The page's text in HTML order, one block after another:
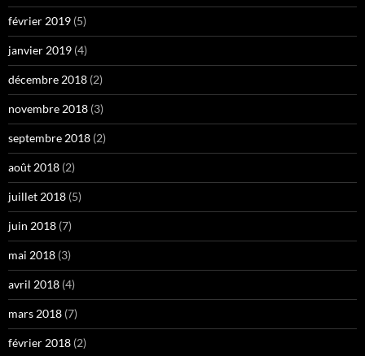
février 2019 (5)
janvier 2019 (4)
décembre 2018 (2)
novembre 2018 (3)
septembre 2018 (2)
août 2018 (2)
juillet 2018 (5)
juin 2018 (7)
mai 2018 (3)
avril 2018 (4)
mars 2018 (7)
février 2018 (2)